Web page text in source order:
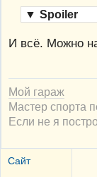
▼ Spoiler
И всё. Можно
Мой гараж
Мастер спорта
Если не я
Сайт